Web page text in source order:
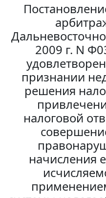
2009 г. N
признании
решения
налоговой
начисления